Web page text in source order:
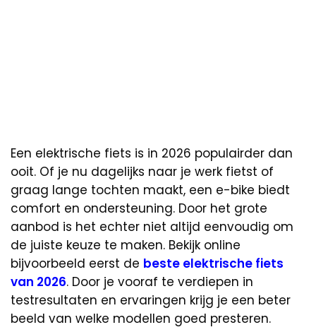
Een elektrische fiets is in 2026 populairder dan
ooit. Of je nu dagelijks naar je werk fietst of
graag lange tochten maakt, een e-bike biedt
comfort en ondersteuning. Door het grote
aanbod is het echter niet altijd eenvoudig om
de juiste keuze te maken. Bekijk online
bijvoorbeeld eerst de beste elektrische fiets
van 2026. Door je vooraf te verdiepen in
testresultaten en ervaringen krijg je een beter
beeld van welke modellen goed presteren.